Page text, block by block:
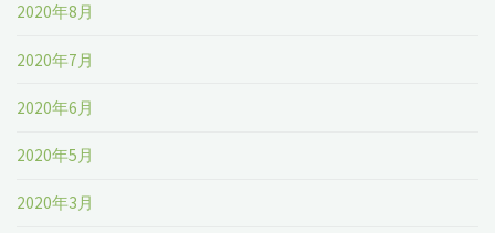
2020年8月
2020年7月
2020年6月
2020年5月
2020年3月